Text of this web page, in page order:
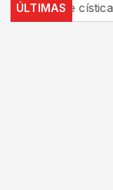
ÚLTIMAS
cística